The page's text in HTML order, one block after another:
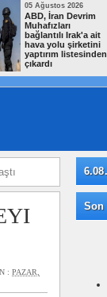
05 Ağustos 2026
ABD, İran Devrim
Muhafızları
bağlantılı Irak'a ait
hava yolu şirketini
yaptırım listesinden
çıkardı
: PAZAR,
Son